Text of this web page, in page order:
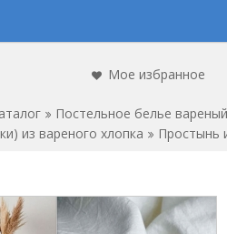
Мое избранное
Постельное белье
из вареного хлопка
Простынь